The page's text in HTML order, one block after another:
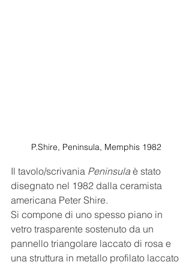
P.Shire, Peninsula, Memphis 1982
Il tavolo/scrivania Peninsula è stato
disegnato nel 1982 dalla ceramista
americana Peter Shire.
Si compone di uno spesso piano in
vetro trasparente sostenuto da un
pannello triangolare laccato di rosa e
una struttura in metallo profilato laccato